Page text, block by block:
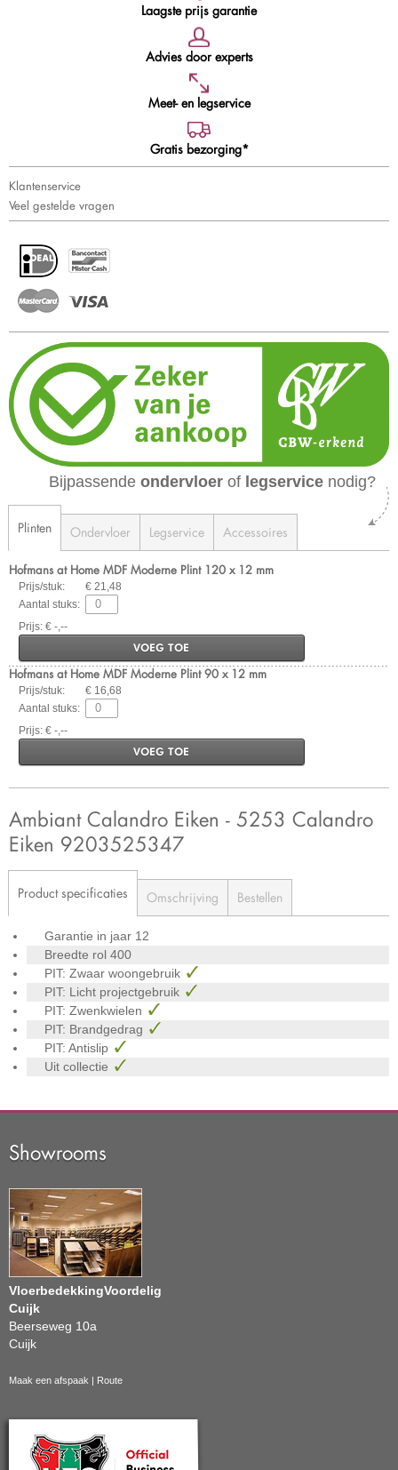
Laagste prijs garantie
Advies door experts
Meet- en legservice
Gratis bezorging*
Klantenservice
Veel gestelde vragen
Bijpassende ondervloer of legservice nodig?
Plinten Ondervloer Legservice Accessoires
Hofmans at Home MDF Moderne Plint 120 x 12 mm
Prijs/stuk:
€ 21,48
Aantal stuks:
Prijs: € -,--
VOEG TOE
Hofmans at Home MDF Moderne Plint 90 x 12 mm
Prijs/stuk:
€ 16,68
Aantal stuks:
Prijs: € -,--
VOEG TOE
Ambiant Calandro Eiken - 5253 Calandro
Eiken 9203525347
Product specificaties Omschrijving Bestellen
Garantie in jaar 12
Breedte rol 400
PIT: Zwaar woongebruik
PIT: Licht projectgebruik
PIT: Zwenkwielen
PIT: Brandgedrag
PIT: Antislip
Uit collectie
Showrooms
VloerbedekkingVoordelig
Cuijk
Beerseweg 10a
Cuijk
Maak een afspaak | Route